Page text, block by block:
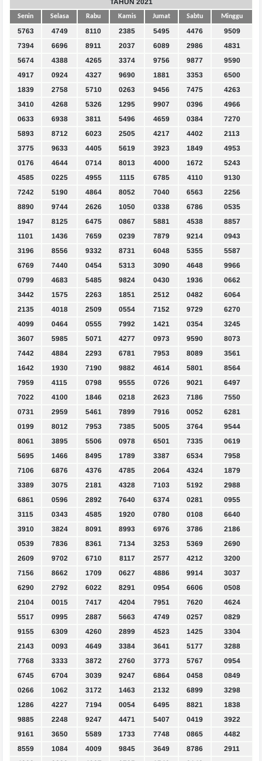
TAHUN 2021
Senin Selasa Rabu Kamis Jumat Sabtu Minggu
5763 4749 8110 2385 5495 4476
9509
7394
6696 8911 2037 6089 2986
4831
5674
4388 4265 3374 9756 9877
9590
4917
0924 4327 9690 1881 3353
6500
1839
2758 5710 0263 9456 7475
4263
3410
4268 5326 1295 9907 0396
4966
0633
6938 3811 5496 4659 0384
7270
5893
8712 6023 2505 4217 4402
2113
3775
9633 4405 5619 3923 1849
4953
0176
4644 0714 8013 4000 1672
5243
4585
0225 4955 1115 6785 4110
9130
7242
5190 4864 8052 7040 6563
2256
8890
9744 2626 1050 0338 6786
0535
1947
8125 6475 0867 5881 4538
8857
1101
1436 7659 0239 7879 9214
0943
3196
8556 9332 8731 6048 5355
5587
6769
7440 0454 5313 3090 4648
9966
0799
4683 5485 9824 0430 1936
0662
3442
1575 2263 1851 2512 0482
6064
2135
4018 2509 0554 7152 9729
6270
4099
0464 0555 7992 1421 0354
3245
3607
5985 5071 4277 0973 9590
8073
7442
4884 2293 6781 7953 8089
3561
1642
1930 7190 9882 4614 5801
8564
7959
4115 0798 9555 0726 9021
6497
7022
4100 1846 0218 2623 7186
7550
0731
2959 5461 7899 7916 0052
6281
0199
8012 7953 7385 5005 3764
9544
8061
3895 5506 0978 6501 7335
0619
5695
1466 8495 1789 3387 6534
7958
7106
6876 4376 4785 2064 4324
1879
3389
3075 2181 4328 7103 5192
2988
6861
0596 2892 7640 6374 0281
0955
3115
0343 4585 1920 0780 0108
6640
3910
3824 8091 8993 6976 3786
2186
0539
7836 8361 7134 3253 5369
2690
2609
9702 6710 8117 2577 4212
3200
7156
8662 1709 0627 4886 9914
3037
6290
2792 6022 8291 0954 6606
0508
2104
0015 7417 4204 7951 7620
4624
5517
0995 2887 5663 4749 0257
0829
9155
6309 4260 2899 4523 1425
3304
2143
0093 4649 3384 3641 5177
3288
7768
3333 3872 2760 3773 5767
0954
6745
6704 3039 9247 6864 0458
0849
0266
1062 3172 1463 2132 6899
3298
1286
4227 7194 0054 6495 8821
1838
9885
2248 9247 4471 5407 0419
3922
9161
3650 5589 1733 7748 0865
4482
8559
1084 4009 9845 3649 8786
2911